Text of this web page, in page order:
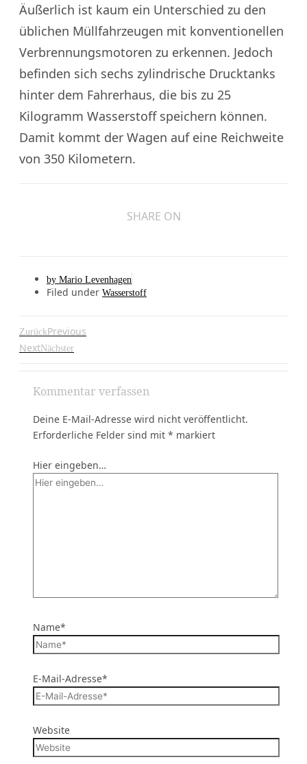
Äußerlich ist kaum ein Unterschied zu den
üblichen Müllfahrzeugen mit konventionellen
Verbrennungsmotoren zu erkennen. Jedoch
befinden sich sechs zylindrische Drucktanks
hinter dem Fahrerhaus, die bis zu 25
Kilogramm Wasserstoff speichern können.
Damit kommt der Wagen auf eine Reichweite
von 350 Kilometern.
SHARE ON
by Mario Levenhagen
Filed under Wasserstoff
ZurückPrevious
NextNächster
Kommentar verfassen
Deine E-Mail-Adresse wird nicht veröffentlicht.
Erforderliche Felder sind mit * markiert
Hier eingeben…
Name*
E-Mail-Adresse*
Website